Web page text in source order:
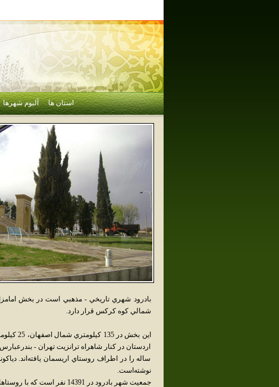
استان ها آلبوم شهرها
بادرود شهري تاريخي - مذهبي است در بخش
شمالي کوه کرکس قرار دارد.
ساله را در اطراف روستاي اريسمان يافته‌اند.
نوشته‌است.
جمعيت شهر بادرود در 14391 نفر است که با روستاهاي اطراف آن 23211 نفر مي‌شود.